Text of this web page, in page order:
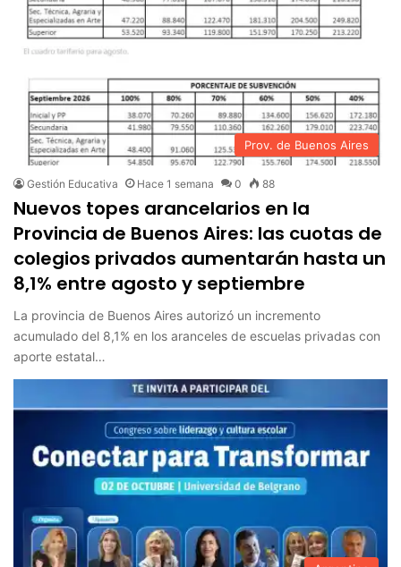
Prov. de Buenos Aires
Gestión Educativa Hace 1 semana 0 88
Nuevos topes arancelarios en la
Provincia de Buenos Aires: las cuotas de
colegios privados aumentarán hasta un
8,1% entre agosto y septiembre
La provincia de Buenos Aires autorizó un incremento
acumulado del 8,1% en los aranceles de escuelas privadas con
aporte estatal…